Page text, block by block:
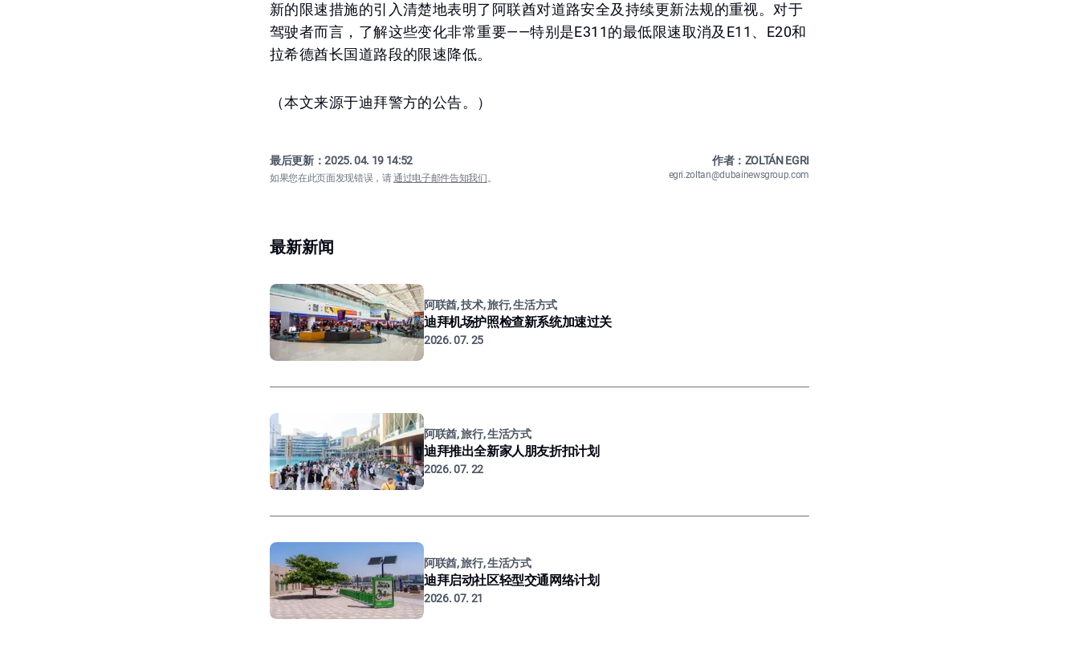
新的限速措施的引入清楚地表明了阿联酋对道路安全及持续更新法规的重视。对于
驾驶者而言，了解这些变化非常重要——特别是E311的最低限速取消及E11、E20和
拉希德酋长国道路段的限速降低。
（本文来源于迪拜警方的公告。）
最后更新：2025. 04. 19 14:52
如果您在此页面发现错误，请通过电子邮件告知我们。
作者：ZOLTÁN EGRI
egri.zoltan@dubainewsgroup.com
最新新闻
阿联酋, 技术, 旅行, 生活方式
迪拜机场护照检查新系统加速过关
2026. 07. 25
阿联酋, 旅行, 生活方式
迪拜推出全新家人朋友折扣计划
2026. 07. 22
阿联酋, 旅行, 生活方式
迪拜启动社区轻型交通网络计划
2026. 07. 21